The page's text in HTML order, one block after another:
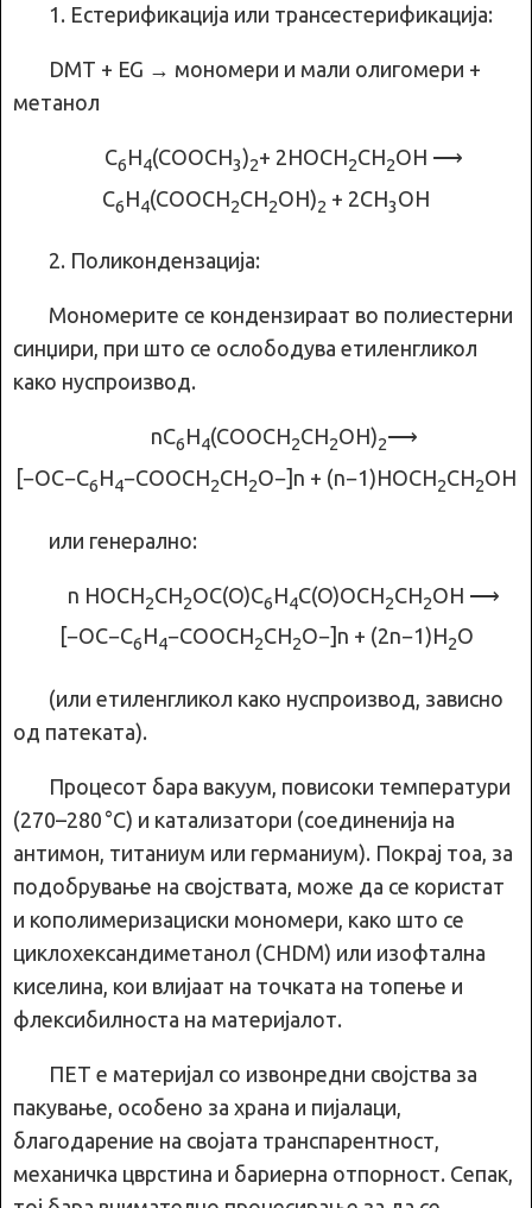
1. Естерификација или трансестерификација:
DMT + EG → мономери и мали олигомери +
метанол
C6H4(CОOCH3)2+ 2HOCH2CH2OH ⟶
C6H4(CОOCH2CH2OH)2 + 2CH3OH
2. Поликондензација:
Мономерите се кондензираат во полиестерни
синџири, при што се ослободува етиленгликол
како нуспроизвод.
nC6H4(COОCH2CH2OH)2⟶
[−OC−C6H4−COOCH2CH2O−]n + (n−1)HOCH2CH2OH
или генерално:
n HOCH2CH2OC(O)C6H4C(O)OCH2CH2OH ⟶
[−OC−C6H4−COOCH2CH2O−]n + (2n−1)H2O
(или етиленгликол како нуспроизвод, зависно
од патеката).
Процесот бара вакуум, повисоки температури
(270–280 °C) и катализатори (соединенија на
антимон, титаниум или германиум). Покрај тоа, за
подобрување на својствата, може да се користат
и кополимеризациски мономери, како што се
циклохександиметанол (CHDM) или изофтална
киселина, кои влијаат на точката на топење и
флексибилноста на материјалот.
ПЕТ е материјал со извонредни својства за
пакување, особено за храна и пијалаци,
благодарение на својата транспарентност,
механичка цврстина и бариерна отпорност. Сепак,